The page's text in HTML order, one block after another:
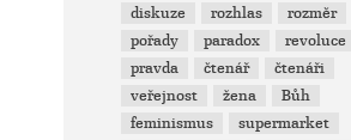
diskuze
rozhlas
rozměr
pořady
paradox
revoluce
pravda
čtenář
čtenáři
veřejnost
žena
Bůh
feminismus
supermarket